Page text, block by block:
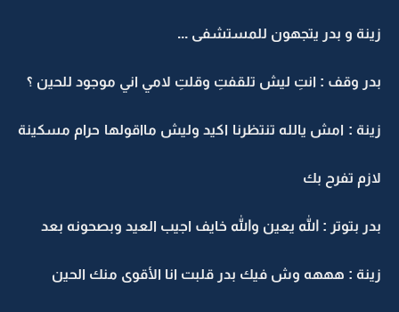
زينة و بدر يتجهون للمستشفى ...
بدر وقف : انتِ ليش تلقفتِ وقلتِ لامي اني موجود للحين ؟
زينة : امش يالله تنتظرنا اكيد وليش مااقولها حرام مسكينة
لازم تفرح بك
بدر بتوتر : الله يعين والله خايف اجيب العيد وبصحونه بعد
زينة : هههه وش فيك بدر قلبت انا الأقوى منك الحين